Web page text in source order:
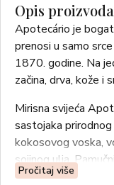
Opis proizvoda
Apotecário je
prenosi u samo
1870. godine. Na
začina, drva, kože i
Mirisna svijeća
sastojaka
kokosovog voska,
sojinog ulja.
s niskim
Pročitaj više